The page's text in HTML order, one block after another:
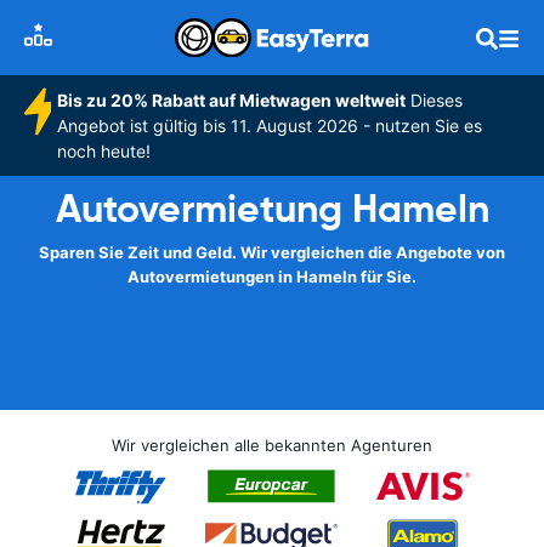
Bis zu 20% Rabatt auf Mietwagen weltweitDieses
Angebot ist gültig bis 11. August 2026 - nutzen Sie es
noch heute!
Autovermietung Hameln
Sparen Sie Zeit und Geld. Wir vergleichen die Angebote von
Autovermietungen in Hameln für Sie.
Wir vergleichen alle bekannten Agenturen